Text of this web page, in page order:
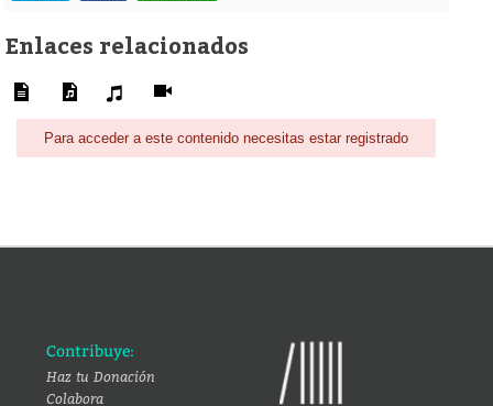
Enlaces relacionados
Para acceder a este contenido necesitas estar registrado
Contribuye:
Haz tu Donación
Colabora